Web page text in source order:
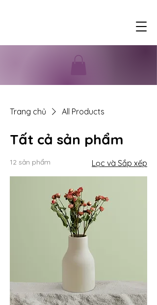
Trang chủ All Products
Tất cả sản phẩm
12 sản phẩm Lọc và Sắp xếp